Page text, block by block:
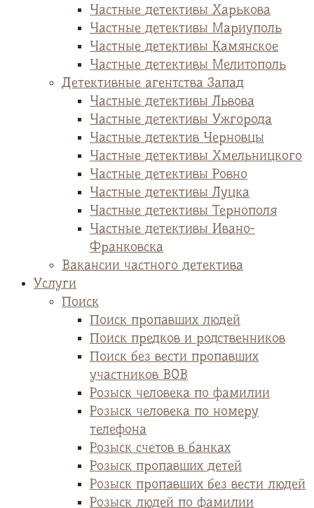
Частные детективы Харькова
Частные детективы Мариуполь
Частные детективы Камянское
Частные детективы Мелитополь
Детективные агентства Запад
Частные детективы Львова
Частные детективы Ужгорода
Частные детектив Черновцы
Частные детективы Хмельницкого
Частные детективы Ровно
Частные детективы Луцка
Частные детективы Тернополя
Частные детективы Ивано-
Франковска
Вакансии частного детектива
Услуги
Поиск
Поиск пропавших людей
Поиск предков и родственников
Поиск без вести пропавших
участников ВОВ
Розыск человека по фамилии
Розыск человека по номеру
телефона
Розыск счетов в банках
Розыск пропавших детей
Розыск пропавших без вести людей
Розыск людей по фамилии